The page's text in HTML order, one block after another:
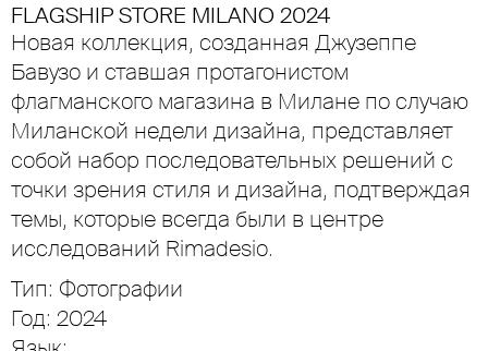
FLAGSHIP STORE MILANO 2024
Новая коллекция, созданная Джузеппе
Бавузо и ставшая протагонистом
флагманского магазина в Милане по случаю
Миланской недели дизайна, представляет
собой набор последовательных решений с
точки зрения стиля и дизайна, подтверждая
темы, которые всегда были в центре
исследований Rimadesio.
Тип: Фотографии
Год: 2024